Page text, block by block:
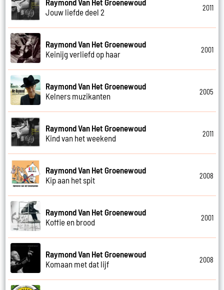
Jouw liefde deel 2
2011
Raymond Van Het Groenewoud
Keinijg verliefd op haar
2001
Raymond Van Het Groenewoud
Kelners muzikanten
2005
Raymond Van Het Groenewoud
Kind van het weekend
2011
Raymond Van Het Groenewoud
Kip aan het spit
2008
Raymond Van Het Groenewoud
Koffie en brood
2001
Raymond Van Het Groenewoud
Komaan met dat lijf
2008